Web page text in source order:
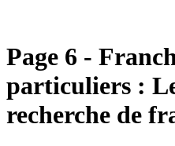
Page 6 -
particuliers :
recherche de